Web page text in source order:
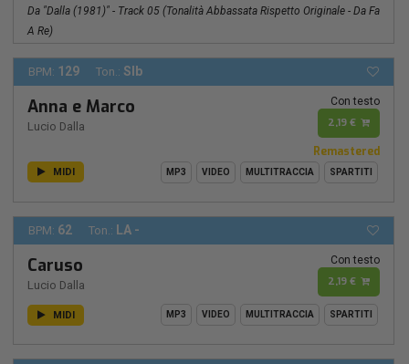
Da "Dalla (1981)" - Track 05 (Tonalità Abbassata Rispetto Originale - Da Fa
A Re)
BPM: 129 Ton.: SIb
Anna e Marco
Lucio Dalla
Con testo
2,19 €
Remastered
MIDI MP3 VIDEO MULTITRACCIA SPARTITI
BPM: 62 Ton.: LA -
Caruso
Lucio Dalla
Con testo
2,19 €
MIDI MP3 VIDEO MULTITRACCIA SPARTITI